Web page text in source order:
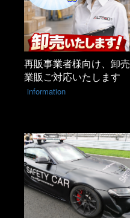
再販事業者様向け、卸売
業販ご対応いたします
information